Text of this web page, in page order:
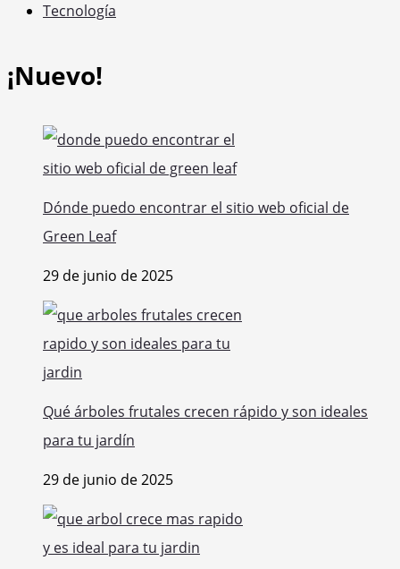
Tecnología
¡Nuevo!
Dónde puedo encontrar el sitio web oficial de
Green Leaf
29 de junio de 2025
Qué árboles frutales crecen rápido y son ideales
para tu jardín
29 de junio de 2025